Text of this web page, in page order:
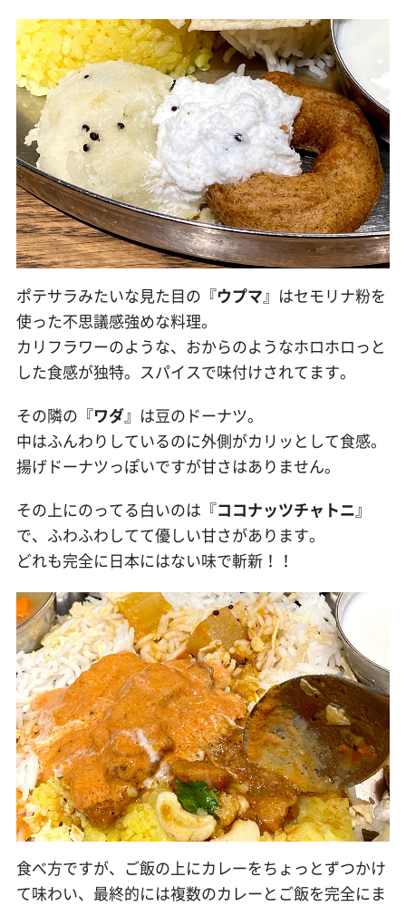
ポテサラみたいな見た目の『ウプマ 』はセモリナ粉を
使った不思議感強めな料理。
カリフラワーのような、おからのようなホロホロっと
した食感が独特。スパイスで味付けされてます。
その隣の『ワダ』は豆のドーナツ。
中はふんわりしているのに外側がカリッとして食感。
揚げドーナツっぽいですが甘さはありません。
その上にのってる白いのは『ココナッツチャトニ』
で、ふわふわしてて優しい甘さがあります。
どれも完全に日本にはない味で斬新！！
食べ方ですが、ご飯の上にカレーをちょっとずつかけ
て味わい、最終的には複数のカレーとご飯を完全にま